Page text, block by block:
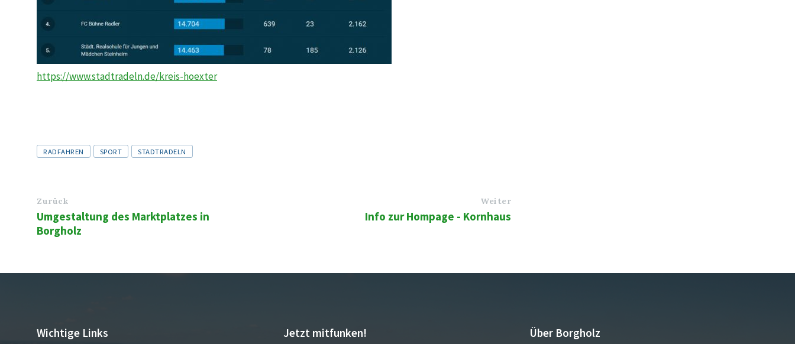
https://www.stadtradeln.de/kreis-hoexter
Tags
RADFAHREN SPORT STADTRADELN
Zurück
Umgestaltung des Marktplatzes in
Borgholz
Weiter
Info zur Hompage - Kornhaus
Wichtige Links Jetzt mitfunken! Über Borgholz